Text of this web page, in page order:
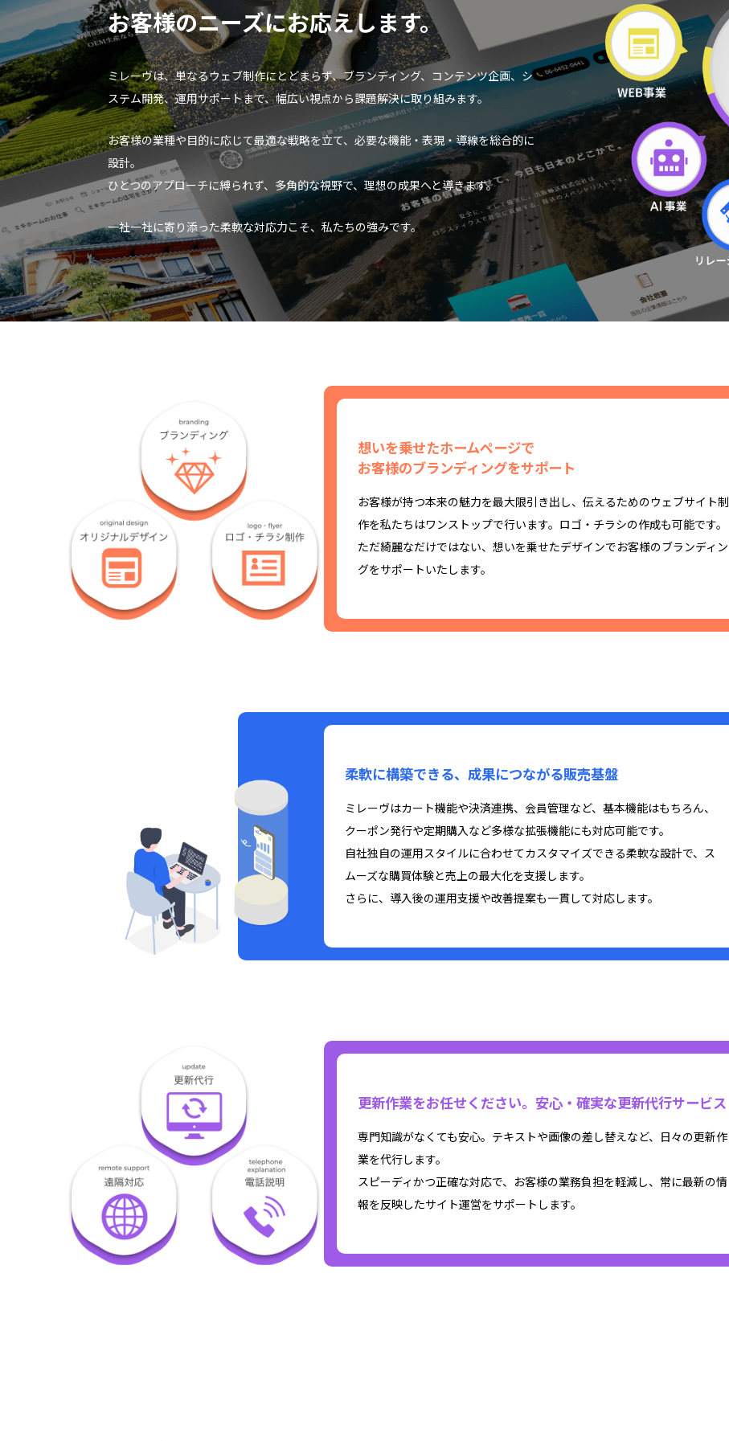
お客様のニーズにお応えします。
ミレーヴは、単なるウェブ制作にとどまらず、ブランディング、コンテンツ企画、シ
ステム開発、運用サポートまで、幅広い視点から課題解決に取り組みます。
お客様の業種や目的に応じて最適な戦略を立て、必要な機能・表現・導線を総合的に
設計。
ひとつのアプローチに縛られず、多角的な視野で、理想の成果へと導きます。
一社一社に寄り添った柔軟な対応力こそ、私たちの強みです。
想いを乗せたホームページで
お客様のブランディングをサポート
お客様が持つ本来の魅力を最大限引き出し、伝えるためのウェブサイト制
作を私たちはワンストップで行います。ロゴ・チラシの作成も可能です。
ただ綺麗なだけではない、想いを乗せたデザインでお客様のブランディン
グをサポートいたします。
柔軟に構築できる、成果につながる販売基盤
ミレーヴはカート機能や決済連携、会員管理など、基本機能はもちろん、
クーポン発行や定期購入など多様な拡張機能にも対応可能です。
自社独自の運用スタイルに合わせてカスタマイズできる柔軟な設計で、ス
ムーズな購買体験と売上の最大化を支援します。
さらに、導入後の運用支援や改善提案も一貫して対応します。
更新作業をお任せください。安心・確実な更新代行サービス
専門知識がなくても安心。テキストや画像の差し替えなど、日々の更新作
業を代行します。
スピーディかつ正確な対応で、お客様の業務負担を軽減し、常に最新の情
報を反映したサイト運営をサポートします。